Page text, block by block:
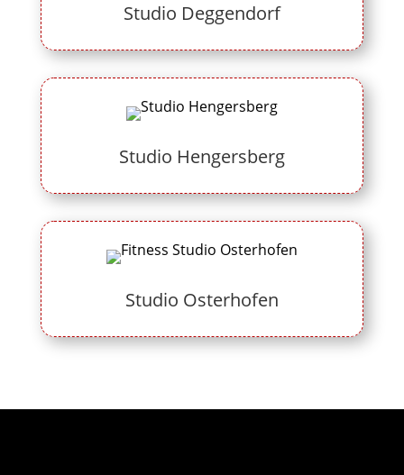
Studio Deggendorf
Studio Hengersberg
Studio Osterhofen